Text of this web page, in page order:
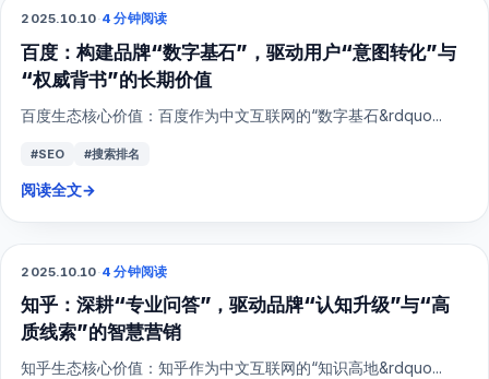
SEO
2025.10.10·4 分钟阅读
百度：构建品牌“数字基石”，驱动用户“意图转化”与
“权威背书”的长期价值
百度生态核心价值：百度作为中文互联网的“数字基石&rdquo...
#SEO #搜索排名
阅读全文→
SEO
2025.10.10·4 分钟阅读
知乎：深耕“专业问答”，驱动品牌“认知升级”与“高
质线索”的智慧营销
知乎生态核心价值：知乎作为中文互联网的“知识高地&rdquo...